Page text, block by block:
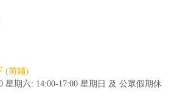
(前鋪)
星期六: 14:00-17:00 星期日 及 公眾假期休